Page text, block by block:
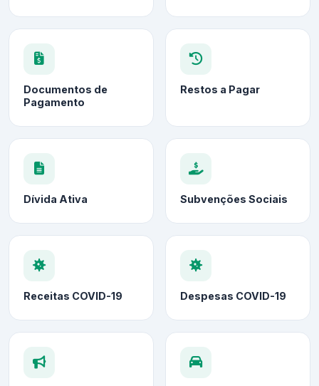
Documentos de
Pagamento
Restos a Pagar
Dívida Ativa Subvenções Sociais
Receitas COVID-19 Despesas COVID-19